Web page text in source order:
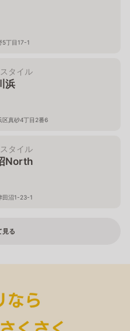
5丁目17-1
タイル
浜
区真砂4丁目2番6
タイル
North
田沼1-23-1
見る